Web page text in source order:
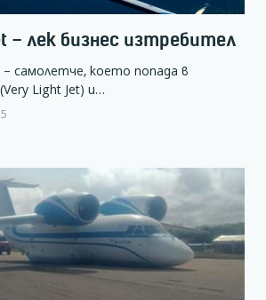
– лек бизнес изтребител
– самолетче, което попада в
Light Jet) и…